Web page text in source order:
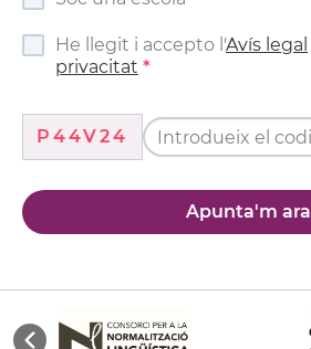
He llegit i accepto l'Avís legal
privacitat
P44V24
Apunta'm ara